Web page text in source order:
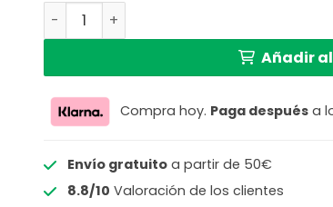
Lámpara de techo clásica blanca de
Añadir
Compra hoy. Paga después a
Envío gratuitoa partir de 50€
8.8/10 Valoración de los clientes